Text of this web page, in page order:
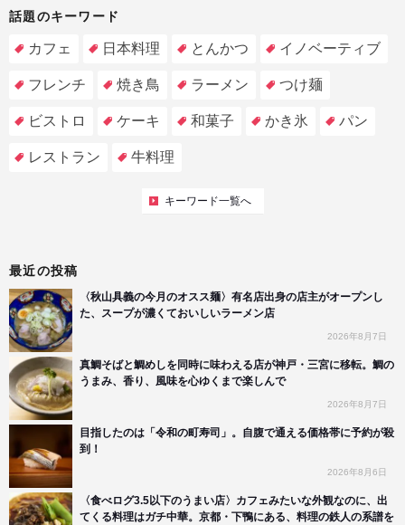
話題のキーワード
カフェ 日本料理 とんかつ イノベーティブ
フレンチ 焼き鳥 ラーメン つけ麺
ビストロ ケーキ 和菓子 かき氷 パン
レストラン 牛料理
キーワード一覧へ
最近の投稿
〈秋山具義の今月のオスス麺〉有名店出身の店主がオープンし
た、スープが濃くておいしいラーメン店
2026年8月7日
真鯛そばと鯛めしを同時に味わえる店が神戸・三宮に移転。鯛の
うまみ、香り、風味を心ゆくまで楽しんで
2026年8月7日
目指したのは「令和の町寿司」。自腹で通える価格帯に予約が殺
到！
2026年8月6日
〈食べログ3.5以下のうまい店〉カフェみたいな外観なのに、出
てくる料理はガチ中華。京都・下鴨にある、料理の鉄人の系譜を